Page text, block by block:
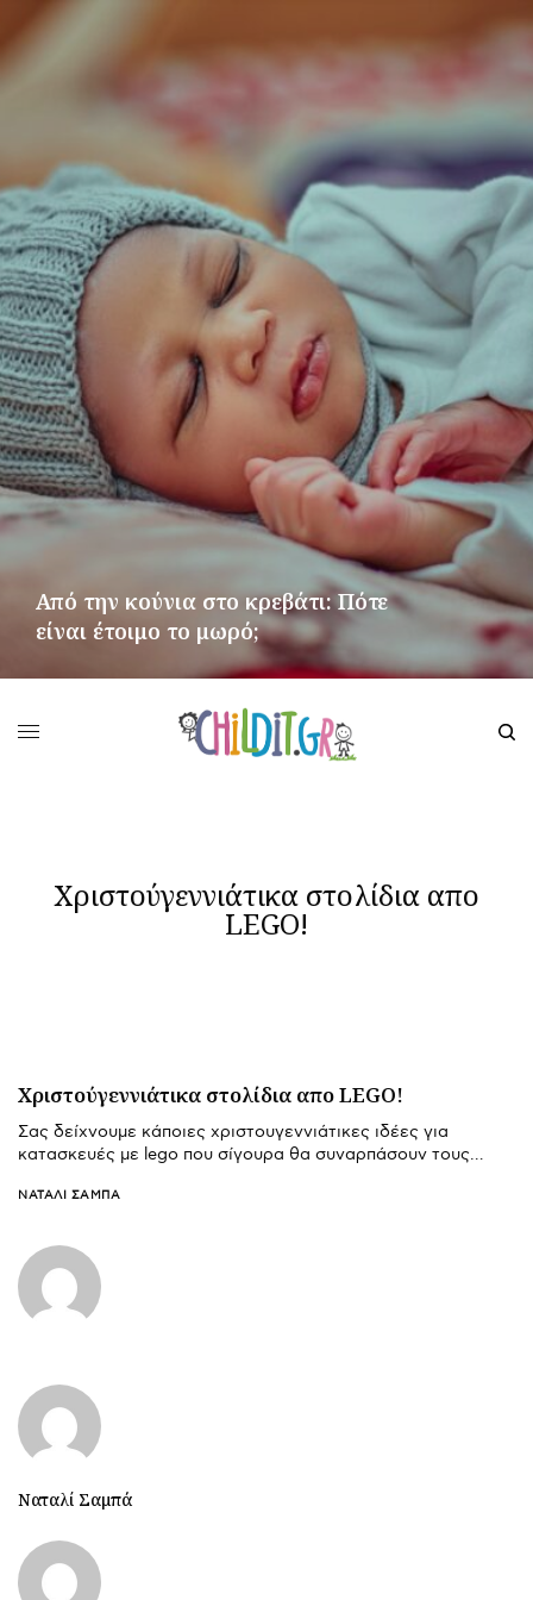
Από την κούνια στο κρεβάτι: Πότε
είναι έτοιμο το μωρό;
Χριστούγεννιάτικα στολίδια απο
LEGO!
Χριστούγεννιάτικα στολίδια απο LEGO!
Σας δείχνουμε κάποιες χριστουγεννιάτικες ιδέες για
κατασκευές με lego που σίγουρα θα συναρπάσουν τους…
ΝΑΤΑΛΊ ΣΑΜΠΆ
Ναταλί Σαμπά